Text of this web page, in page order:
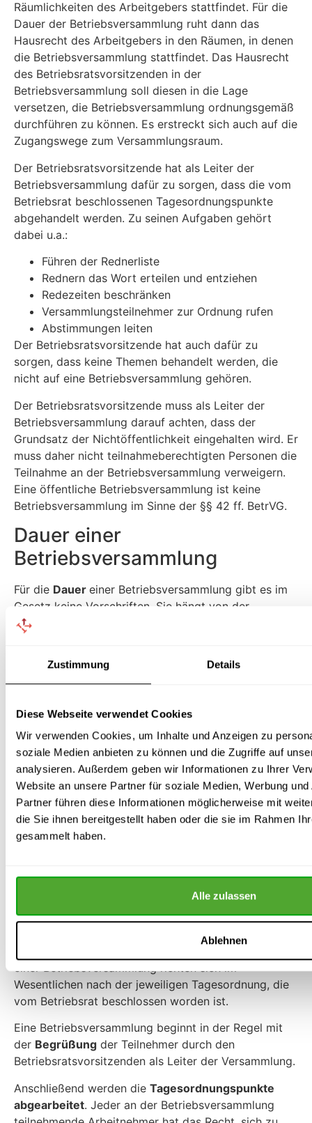
Zustimmung Details
Diese Webseite verwendet Cookies
Wir verwenden Cookies, um Inhalte und Anzeigen zu
soziale Medien anbieten zu können und die Zugriffe auf
analysieren. Außerdem geben wir Informationen zu Ihrer
Website an unsere Partner für soziale Medien, Werbung
Partner führen diese Informationen möglicherweise mit
die Sie ihnen bereitgestellt haben oder die sie im Rahmen
gesammelt haben.
Alle zulassen
Ablehnen
Räumlichkeiten des Arbeitgebers stattfindet. Für die
Dauer der Betriebsversammlung ruht dann das
Hausrecht des Arbeitgebers in den Räumen, in denen
die Betriebsversammlung stattfindet. Das Hausrecht
des Betriebsratsvorsitzenden in der
Betriebsversammlung soll diesen in die Lage
versetzen, die Betriebsversammlung ordnungsgemäß
durchführen zu können. Es erstreckt sich auch auf die
Zugangswege zum Versammlungsraum.
Der Betriebsratsvorsitzende hat als Leiter der
Betriebsversammlung dafür zu sorgen, dass die vom
Betriebsrat beschlossenen Tagesordnungspunkte
abgehandelt werden. Zu seinen Aufgaben gehört
dabei u.a.:
Führen der Rednerliste
Rednern das Wort erteilen und entziehen
Redezeiten beschränken
Versammlungsteilnehmer zur Ordnung rufen
Abstimmungen leiten
Der Betriebsratsvorsitzende hat auch dafür zu
sorgen, dass keine Themen behandelt werden, die
nicht auf eine Betriebsversammlung gehören.
Der Betriebsratsvorsitzende muss als Leiter der
Betriebsversammlung darauf achten, dass der
Grundsatz der Nichtöffentlichkeit eingehalten wird. Er
muss daher nicht teilnahmeberechtigten Personen die
Teilnahme an der Betriebsversammlung verweigern.
Eine öffentliche Betriebsversammlung ist keine
Betriebsversammlung im Sinne der §§ 42 ff. BetrVG.
Dauer einer
Betriebsversammlung
Für die Dauer einer Betriebsversammlung gibt es im
Gesetz keine Vorschriften. Sie hängt von der
Tagesordnung und vom konkreten Verlauf der
einer Betriebsversammlung zu machen, insbesondere
darf er keine Höchstdauer vorschreiben. Noch nicht
und Betriebsrat kann die Dauer einer
Betriebsversammlung rechtlich verbindlich festgelegt
werden.
Betriebsversammlungen können ohne weiteres
mehrere Stunden dauern. Wenn eine
Betriebsversammlung eine längere Zeit dauert, ist für
ausreichende Unterbrechungen (Pausen) zu sorgen.
Betriebsversammlung
Für die Gestaltung und den Ablauf einer
Betriebsversammlung gibt es keine besonderen
Wesentlichen nach der jeweiligen Tagesordnung, die
vom Betriebsrat beschlossen worden ist.
Eine Betriebsversammlung beginnt in der Regel mit
der Begrüßung der Teilnehmer durch den
Betriebsratsvorsitzenden als Leiter der Versammlung.
Anschließend werden die Tagesordnungspunkte
abgearbeitet. Jeder an der Betriebsversammlung